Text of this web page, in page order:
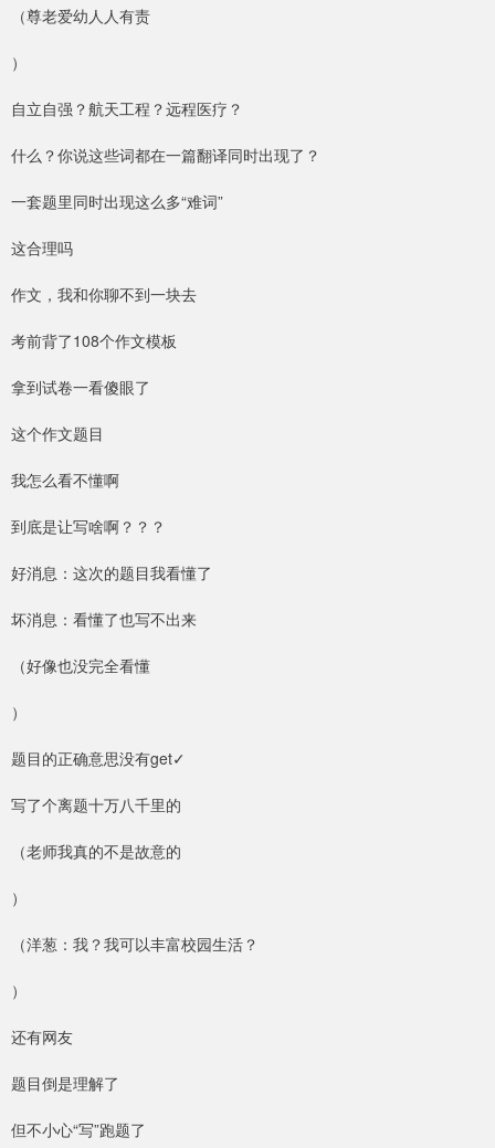
（尊老爱幼人人有责
）
自立自强？航天工程？远程医疗？
什么？你说这些词都在一篇翻译同时出现了？
一套题里同时出现这么多“难词”
这合理吗
作文，我和你聊不到一块去
考前背了108个作文模板
拿到试卷一看傻眼了
这个作文题目
我怎么看不懂啊
到底是让写啥啊？？？
好消息：这次的题目我看懂了
坏消息：看懂了也写不出来
（好像也没完全看懂
）
题目的正确意思没有get✓
写了个离题十万八千里的
（老师我真的不是故意的
）
（洋葱：我？我可以丰富校园生活？
）
还有网友
题目倒是理解了
但不小心“写”跑题了